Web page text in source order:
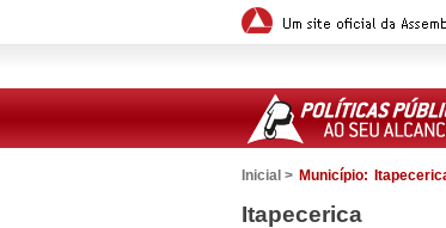
Inicial > Município:
Itapecerica